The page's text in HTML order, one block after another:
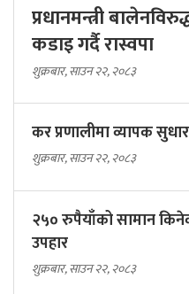
प्रधानमन्त्री
कडाइ गर्दै रास्वपा
शुक्रबार, साउन २२, २०८३
कर प्रणालीमा व्यापक
शुक्रबार, साउन २२, २०८३
२५० रुपैयाँको सामान
उपहार
शुक्रबार, साउन २२, २०८३